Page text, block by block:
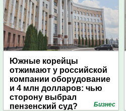
Южные корейцы
отжимают у российской
компании оборудование
и 4 млн долларов: чью
сторону выбрал
пензенский суд?
Бизнес